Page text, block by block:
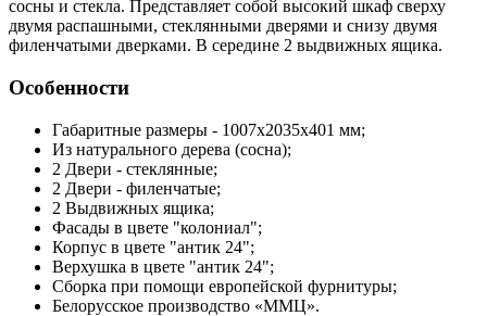
сосны и стекла. Представляет собой высокий шкаф сверху
двумя распашными, стеклянными дверями и снизу двумя
филенчатыми дверками. В середине 2 выдвижных ящика.
Особенности
Габаритные размеры - 1007х2035х401 мм;
Из натурального дерева (сосна);
2 Двери - стеклянные;
2 Двери - филенчатые;
2 Выдвижных ящика;
Фасады в цвете "колониал";
Корпус в цвете "антик 24";
Верхушка в цвете "антик 24";
Сборка при помощи европейской фурнитуры;
Белорусское производство «ММЦ».